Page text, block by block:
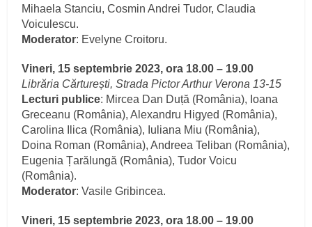
Mihaela Stanciu, Cosmin Andrei Tudor, Claudia
Voiculescu.
Moderator: Evelyne Croitoru.
Vineri, 15 septembrie 2023, ora 18.00 – 19.00
Librăria Cărturești, Strada Pictor Arthur Verona 13-15
Lecturi publice: Mircea Dan Duță (România), Ioana
Greceanu (România), Alexandru Higyed (România),
Carolina Ilica (România), Iuliana Miu (România),
Doina Roman (România), Andreea Teliban (România),
Eugenia Țarălungă (România), Tudor Voicu
(România).
Moderator: Vasile Gribincea.
Vineri, 15 septembrie 2023, ora 18.00 – 19.00